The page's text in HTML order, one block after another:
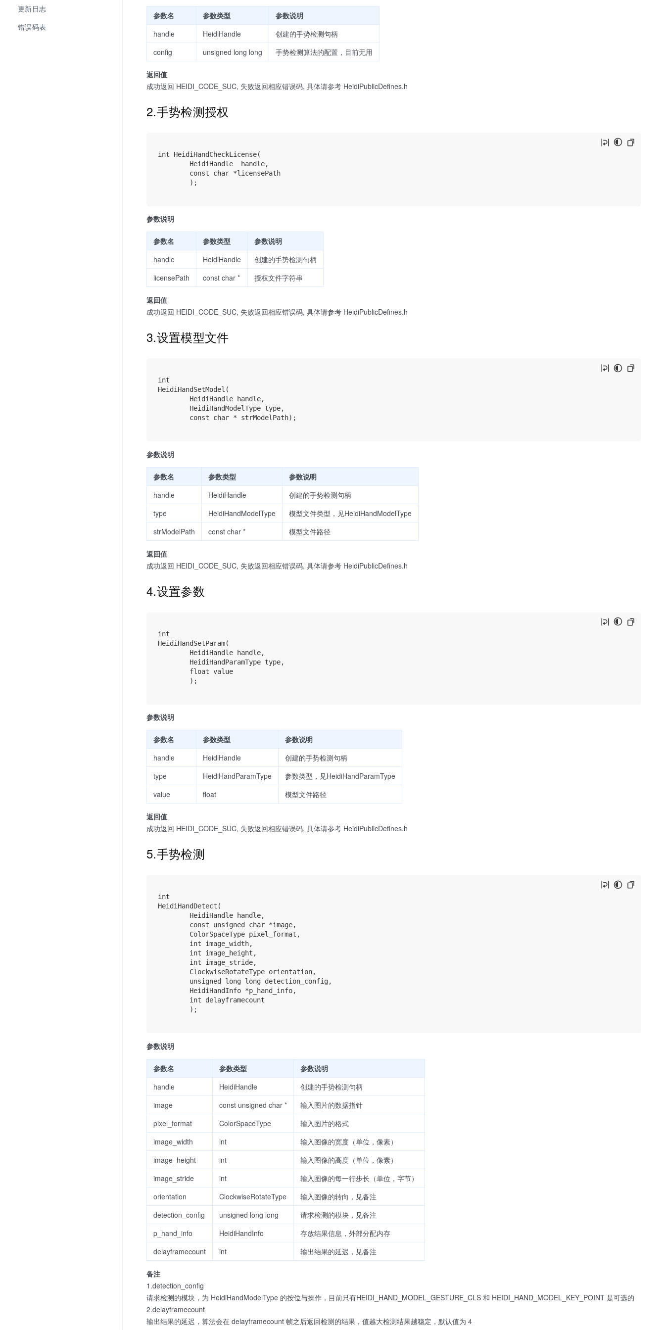
更新日志
错误码表
参数名 参数类型
参数说明
handle
HeidiHandle
创建的手势检测句柄
config
unsigned long long 手势检测算法的配置，目前无用
返回值
成功返回 HEIDI_CODE_SUC, 失败返回相应错误码, 具体请参考 HeidiPublicDefines.h
2.手势检测授权
int HeidiHandCheckLicense(
        HeidiHandle  handle,
        const char *licensePath
        );
参数说明
参数名 参数类型
参数说明
handle
HeidiHandle
创建的手势检测句柄
licensePath
const char * 授权文件字符串
返回值
成功返回 HEIDI_CODE_SUC, 失败返回相应错误码, 具体请参考 HeidiPublicDefines.h
3.设置模型文件
int
HeidiHandSetModel(
        HeidiHandle handle,
        HeidiHandModelType type,
        const char * strModelPath);
参数说明
参数名 参数类型
参数说明
handle
HeidiHandle
创建的手势检测句柄
type
HeidiHandModelType
模型文件类型，见HeidiHandModelType
strModelPath
const char * 模型文件路径
返回值
成功返回 HEIDI_CODE_SUC, 失败返回相应错误码, 具体请参考 HeidiPublicDefines.h
4.设置参数
int
HeidiHandSetParam(
        HeidiHandle handle,
        HeidiHandParamType type,
        float value
        );
参数说明
参数名 参数类型
参数说明
handle
HeidiHandle
创建的手势检测句柄
type
HeidiHandParamType
参数类型，见HeidiHandParamType
value
float 模型文件路径
返回值
成功返回 HEIDI_CODE_SUC, 失败返回相应错误码, 具体请参考 HeidiPublicDefines.h
5.手势检测
int
HeidiHandDetect(
        HeidiHandle handle,
        const unsigned char *image,
        ColorSpaceType pixel_format,
        int image_width,
        int image_height,
        int image_stride,
        ClockwiseRotateType orientation,
        unsigned long long detection_config,
        HeidiHandInfo *p_hand_info,
        int delayframecount
        );
参数说明
参数名 参数类型
参数说明
handle
HeidiHandle
创建的手势检测句柄
image
const unsigned char *
输入图片的数据指针
pixel_format
ColorSpaceType
输入图片的格式
image_width
int
输入图像的宽度（单位，像素）
image_height
int
输入图像的高度（单位，像素）
image_stride
int
输入图像的每一行步长（单位，字节）
orientation
ClockwiseRotateType
输入图像的转向，见备注
detection_config
unsigned long long
请求检测的模块，见备注
p_hand_info
HeidiHandInfo
存放结果信息，外部分配内存
delayframecount
int 输出结果的延迟，见备注
备注
1.detection_config
请求检测的模块，为 HeidiHandModelType 的按位与操作，目前只有HEIDI_HAND_MODEL_GESTURE_CLS 和 HEIDI_HAND_MODEL_KEY_POINT 是可选的
2.delayframecount
输出结果的延迟，算法会在 delayframecount 帧之后返回检测的结果，值越大检测结果越稳定，默认值为 4